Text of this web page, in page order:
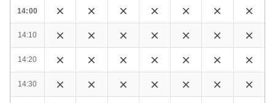
14:00
14:10
14:20
14:30